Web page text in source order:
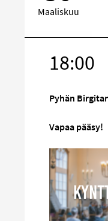
Maaliskuu
18:00
Pyhän
Vapaa pääsy!